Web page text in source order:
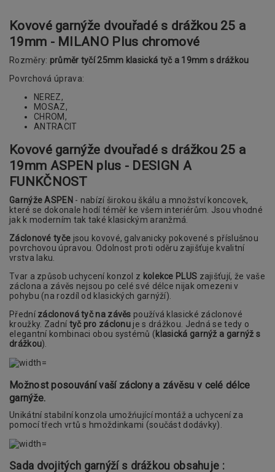
Kovové garnýže dvouřadé s drážkou 25 a
19mm - MILANO Plus chromové
Rozměry: průměr tyčí 25mm klasická tyč a 19mm s drážkou
Povrchová úprava:
NEREZ,
MOSAZ,
CHROM,
ANTRACIT
Kovové garnýže dvouřadé s drážkou 25 a
19mm ASPEN plus - DESIGN A
FUNKČNOST
Garnýže ASPEN - nabízí širokou škálu a množství koncovek,
které se dokonale hodí téměř ke všem interiérům. Jsou vhodné
jak k moderním tak také klasickým aranžmá.
Záclonové tyče jsou kovové, galvanicky pokovené s příslušnou
povrchovou úpravou. Odolnost proti oděru zajišťuje kvalitní
vrstva laku.
Tvar a způsob uchycení konzol z kolekce PLUS zajišťují, že vaše
záclona a závěs nejsou po celé své délce nijak omezeni v
pohybu (na rozdíl od klasických garnýží).
Přední záclonová tyč na závěs používá klasické záclonové
kroužky. Zadní tyč pro záclonu je s drážkou. Jedná se tedy o
elegantní kombinaci obou systémů (klasická garnýž a garnýž s
drážkou).
Možnost posouvání vaší záclony a závěsu v celé délce
garnýže.
Unikátní stabilní konzola umožńující montáž a uchycení za
pomocí třech vrtů s hmoždinkami (součást dodávky).
Sada dvojitých garnýží s drážkou obsahuje :